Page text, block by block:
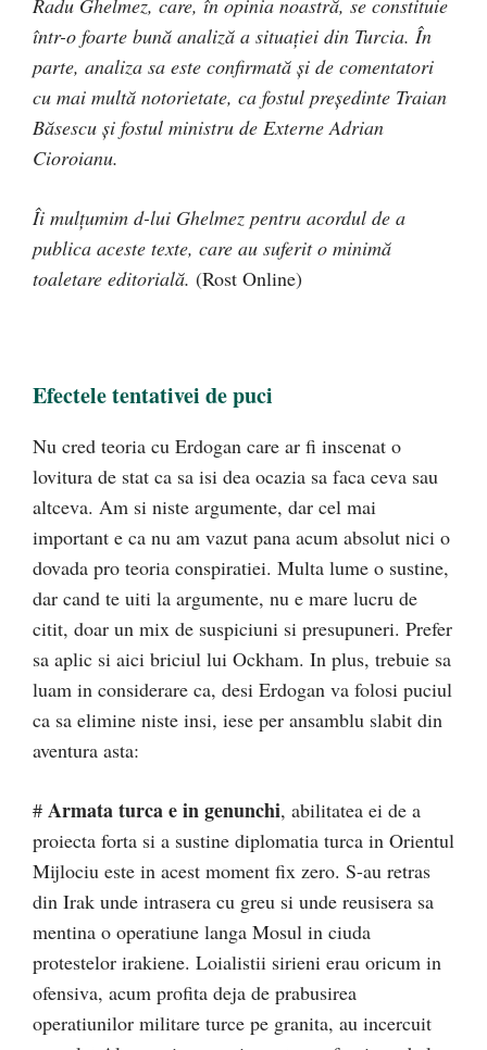
Radu Ghelmez, care, în opinia noastră, se constituie
într-o foarte bună analiză a situației din Turcia. În
parte, analiza sa este confirmată și de comentatori
cu mai multă notorietate, ca fostul președinte Traian
Băsescu și fostul ministru de Externe Adrian
Cioroianu.
Îi mulțumim d-lui Ghelmez pentru acordul de a
publica aceste texte, care au suferit o minimă
toaletare editorială. (Rost Online)
Efectele tentativei de puci
Nu cred teoria cu Erdogan care ar fi inscenat o
lovitura de stat ca sa isi dea ocazia sa faca ceva sau
altceva. Am si niste argumente, dar cel mai
important e ca nu am vazut pana acum absolut nici o
dovada pro teoria conspiratiei. Multa lume o sustine,
dar cand te uiti la argumente, nu e mare lucru de
citit, doar un mix de suspiciuni si presupuneri. Prefer
sa aplic si aici briciul lui Ockham. In plus, trebuie sa
luam in considerare ca, desi Erdogan va folosi puciul
ca sa elimine niste insi, iese per ansamblu slabit din
aventura asta:
# Armata turca e in genunchi, abilitatea ei de a
proiecta forta si a sustine diplomatia turca in Orientul
Mijlociu este in acest moment fix zero. S-au retras
din Irak unde intrasera cu greu si unde reusisera sa
mentina o operatiune langa Mosul in ciuda
protestelor irakiene. Loialistii sirieni erau oricum in
ofensiva, acum profita deja de prabusirea
operatiunilor militare turce pe granita, au incercuit